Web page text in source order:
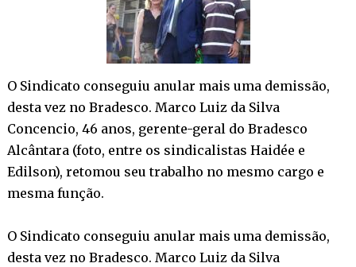
O Sindicato conseguiu anular mais uma demissão,
desta vez no Bradesco. Marco Luiz da Silva
Concencio, 46 anos, gerente-geral do Bradesco
Alcântara (foto, entre os sindicalistas Haidée e
Edilson), retomou seu trabalho no mesmo cargo e
mesma função.
O Sindicato conseguiu anular mais uma demissão,
desta vez no Bradesco. Marco Luiz da Silva